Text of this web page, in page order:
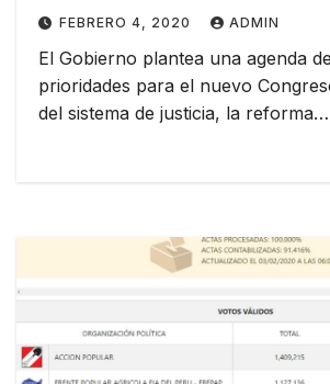
FEBRERO 4, 2020 ADMIN
El Gobierno plantea una agenda
prioridades para el nuevo
del sistema de justicia, la reforma…